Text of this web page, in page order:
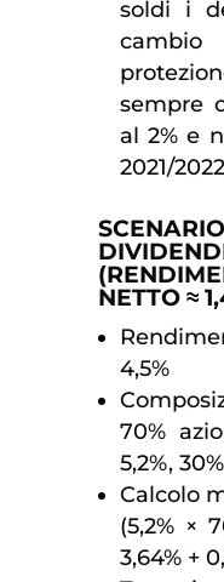
soldi i
sempre
al 2% e
2021/
NETTO ≈
4,5%
70%
5,2%,
Calcolo
(5,2% ×
3,64% +